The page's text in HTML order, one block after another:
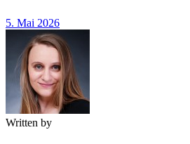
5. Mai 2026
Written by